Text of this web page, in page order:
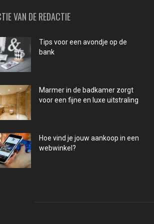
VAN DE REDACTIE
Tips voor een avondje op de
bank
Marmer in de badkamer zorgt
voor een fijne en luxe uitstraling
Hoe vind je jouw aankoop in een
webwinkel?